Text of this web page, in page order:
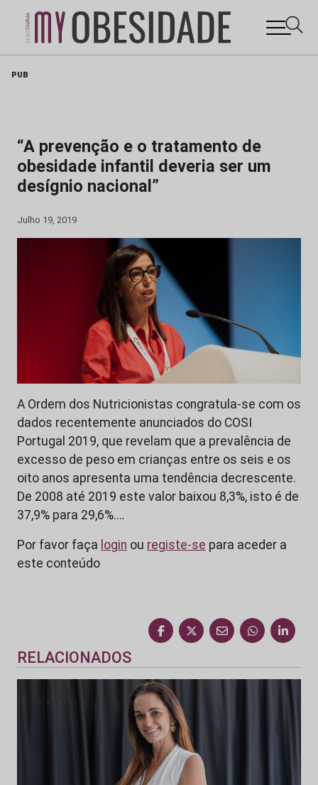
PUB
“A prevenção e o tratamento de
obesidade infantil deveria ser um
desígnio nacional”
Julho 19, 2019
A Ordem dos Nutricionistas congratula-se com os
dados recentemente anunciados do COSI
Portugal 2019, que revelam que a prevalência de
excesso de peso em crianças entre os seis e os
oito anos apresenta uma tendência decrescente.
De 2008 até 2019 este valor baixou 8,3%, isto é de
37,9% para 29,6%.…
Por favor faça login ou registe-se para aceder a
este conteúdo
RELACIONADOS